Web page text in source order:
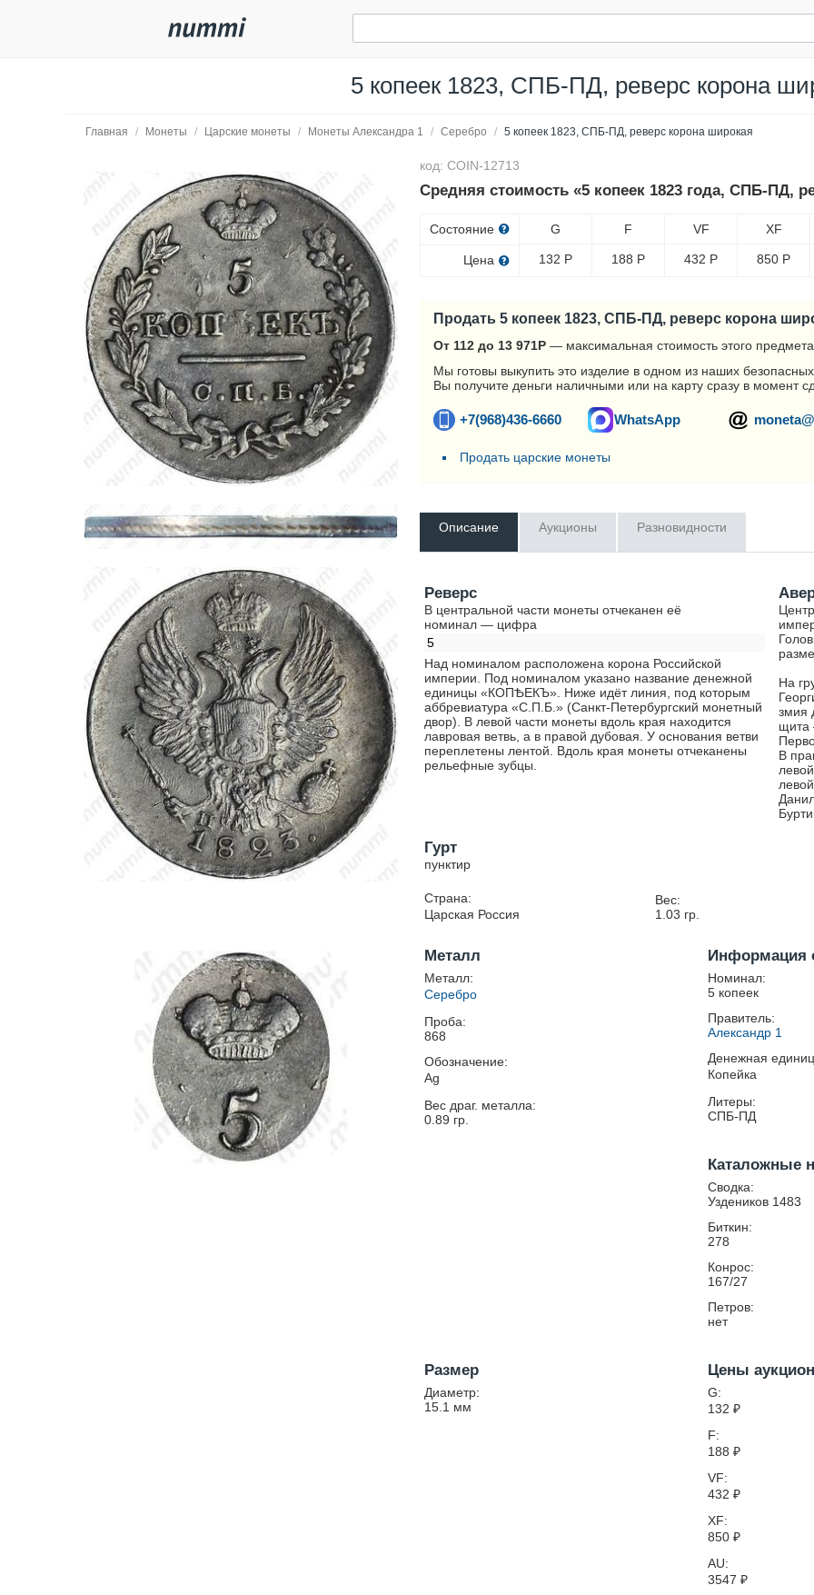
5 копеек 1823, СПБ-ПД, реверс корона
Главная / Монеты / Царские монеты / Монеты Александра 1 / Серебро / 5 копеек 1823, СПБ-ПД, реверс корона широкая
код: COIN-12713
Средняя стоимость «5 копеек 1823 года, СПБ-ПД,
Состояние
Цена
G
132 Р
F
188 Р
VF
432 Р
XF
850 Р
Продать 5 копеек 1823, СПБ-ПД, реверс корона
От 112 до 13 971Р — максимальная стоимость этого
Мы готовы выкупить это изделие в одном из наших
Вы получите деньги наличными или на карту сразу в момент
+7(968)436-6660 WhatsApp
Продать царские монеты
Описание Аукционы Разновидности
Реверс
В центральной части монеты отчеканен её
номинал — цифра
5
Над номиналом расположена корона Российской
империи. Под номиналом указано название денежной
единицы «КОПѢЕКЪ». Ниже идёт линия, под которым
аббревиатура «С.П.Б.» (Санкт-Петербургский монетный
двор). В левой части монеты вдоль края находится
лавровая ветвь, а в правой дубовая. У основания ветви
переплетены лентой. Вдоль края монеты отчеканены
рельефные зубцы.
На
змия
щита
В
Гурт
пунктир
Страна:
Царская Россия
Вес:
1.03 гр.
Металл
Металл:
Серебро
Проба:
868
Обозначение:
Ag
Вес драг. металла:
0.89 гр.
Информация
Номинал:
5 копеек
Правитель:
Александр 1
Денежная
Копейка
Литеры:
СПБ-ПД
Каталожные
Сводка:
Уздеников 1483
Биткин:
278
Конрос:
167/27
Петров:
нет
Размер
Диаметр:
15.1 мм
Цены
G:
132 ₽
F:
188 ₽
VF:
432 ₽
XF:
850 ₽
AU:
3547 ₽